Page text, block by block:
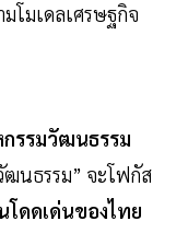
โมเดลเศรษฐกิจ
รรมวัฒนธรรม
ฒนธรรม” จะโฟกัส
โดดเด่นของไทย